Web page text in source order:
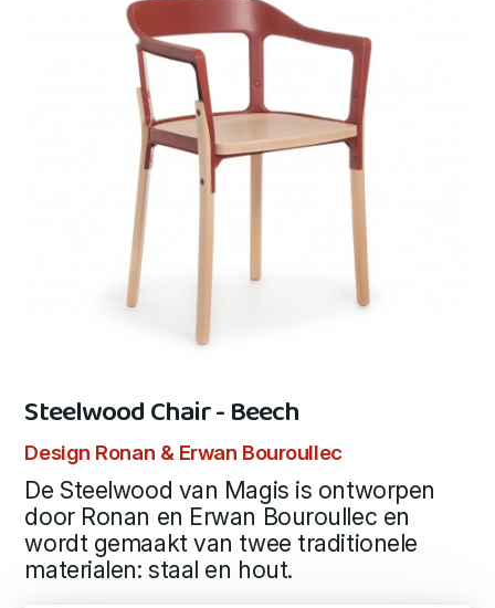
Steelwood Chair - Beech
Design Ronan & Erwan Bouroullec
De Steelwood van Magis is ontworpen
door Ronan en Erwan Bouroullec en
wordt gemaakt van twee traditionele
materialen: staal en hout.